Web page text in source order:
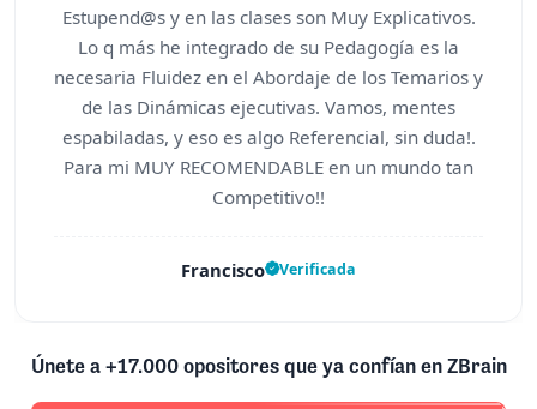
Estupend@s y en las clases son Muy Explicativos.
Lo q más he integrado de su Pedagogía es la
necesaria Fluidez en el Abordaje de los Temarios y
de las Dinámicas ejecutivas. Vamos, mentes
espabiladas, y eso es algo Referencial, sin duda!.
Para mi MUY RECOMENDABLE en un mundo tan
Competitivo!!
Francisco Verificada
Únete a +17.000 opositores que ya confían en ZBrain